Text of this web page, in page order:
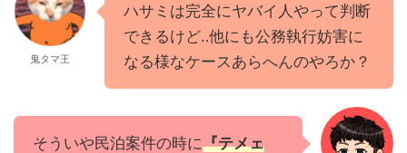
鬼タマ王
ハサミは完全にヤバイ人やって判断
できるけど‥他にも公務執行妨害に
なる様なケースあらへんのやろか？
そういや民泊案件の時に『テメェ